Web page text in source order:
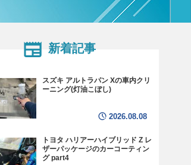
新着記事
スズキ アルトラパン Xの車内クリ
ーニング(灯油こぼし)
2026.08.08
トヨタ ハリアーハイブリッド Z レ
ザーパッケージのカーコーティン
グ part4